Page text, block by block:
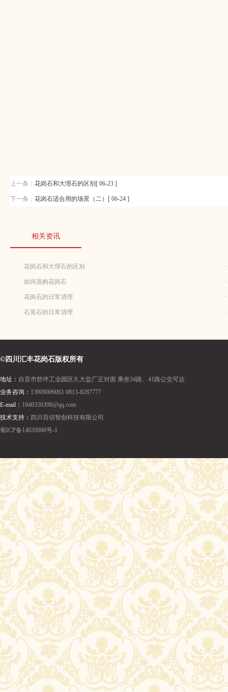
上一条： 花岗石和大理石的区别[ 06-23 ]
下一条： 花岗石适合用的场景（二）[ 06-24 ]
相关资讯
· 花岗石和大理石的区别
· 如何选购花岗石
· 花岗石的日常清理
· 石英石的日常清理
©四川汇丰花岗石版权所有
地址： 自贡市舒坪工业园区久大盐厂正对面 乘坐34路、41路公交可达
业务咨询： 13909006061 0813-8287777
E-mail： 1940350398@qq.com
技术支持： 四川百信智创科技有限公司
蜀ICP备14020000号-1